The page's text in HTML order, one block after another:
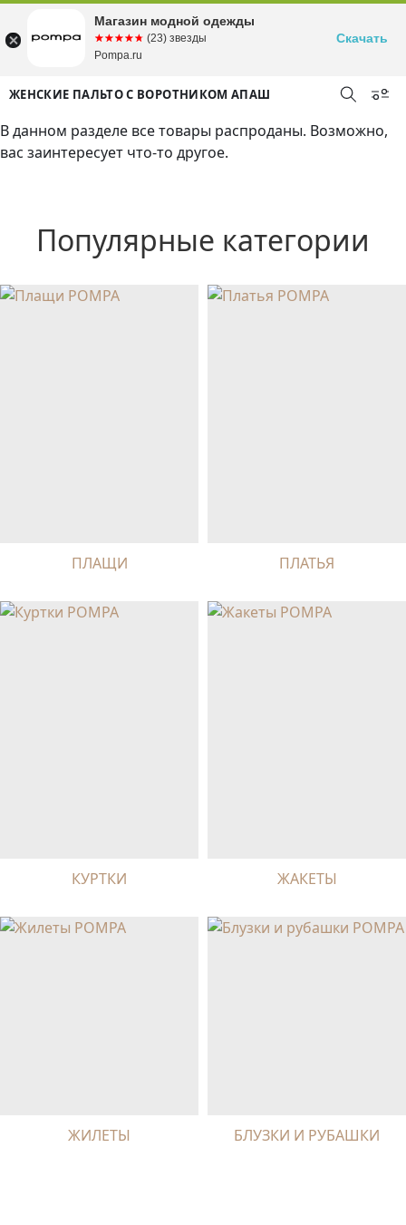
ЖЕНСКИЕ ПАЛЬТО С ВОРОТНИКОМ АПАШ
В данном разделе все товары распроданы. Возможно,
вас заинтересует что-то другое.
Популярные категории
ПЛАЩИ ПЛАТЬЯ
КУРТКИ ЖАКЕТЫ
ЖИЛЕТЫ БЛУЗКИ И РУБАШКИ
Магазин модной одежды
☆☆☆☆☆
★★★★★ (23) звезды
Pompa.ru
Скачать